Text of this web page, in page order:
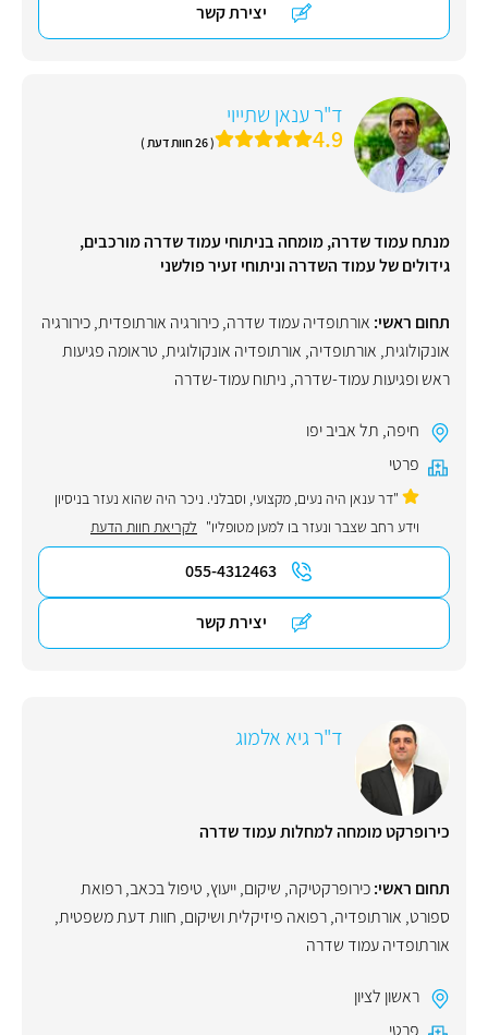
יצירת קשר
ד"ר ענאן שתייוי
4.9 ( 26 חוות דעת )
מנתח עמוד שדרה, מומחה בניתוחי עמוד שדרה מורכבים,
גידולים של עמוד השדרה וניתוחי זעיר פולשני
תחום ראשי: אורתופדיה עמוד שדרה,כירורגיה אורתופדית,כירורגיה
אונקולוגית, אורתופדיה, אורתופדיה אונקולוגית, טראומה פגיעות
ראש ופגיעות עמוד-שדרה, ניתוח עמוד-שדרה
חיפה, תל אביב יפו
פרטי
"דר ענאן היה נעים, מקצועי, וסבלני. ניכר היה שהוא נעזר בניסיון
וידע רחב שצבר ונעזר בו למען מטופליו" לקריאת חוות הדעת
055-4312463
יצירת קשר
ד"ר גיא אלמוג
כירופרקט מומחה למחלות עמוד שדרה
תחום ראשי:כירופרקטיקה, שיקום,ייעוץ, טיפול בכאב,רפואת
ספורט, אורתופדיה,רפואה פיזיקלית ושיקום, חוות דעת משפטית,
אורתופדיה עמוד שדרה
ראשון לציון
פרטי